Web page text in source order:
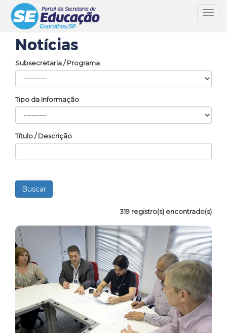
Notícias
Subsecretaria / Programa
Tipo da Informação
Título / Descrição
319 registro(s) encontrado(s)